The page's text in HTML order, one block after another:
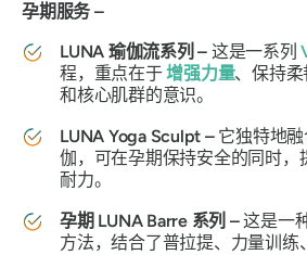
孕期服务 –
LUNA 瑜伽流系列 – 这是一系列
程，重点在于增强力量、保持
和核心肌群的意识。
LUNA Yoga Sculpt –它独特地融
伽，可在孕期保持​​安全的同时，
耐力。
孕期 LUNA Barre 系列 –这是一
方法，结合了普拉提、力量训练